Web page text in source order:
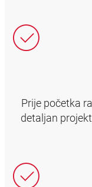
Prije početka
detaljan